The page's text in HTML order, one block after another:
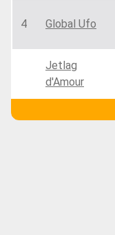
4 Global Ufo
Jetlag
d'Amour